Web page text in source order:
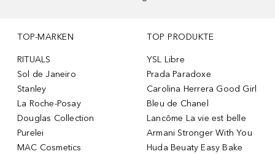
TOP-MARKEN
RITUALS
Sol de Janeiro
Stanley
La Roche-Posay
Douglas Collection
Purelei
MAC Cosmetics
TOP PRODUKTE
YSL Libre
Prada Paradoxe
Carolina Herrera Good Girl
Bleu de Chanel
Lancôme La vie est belle
Armani Stronger With You
Huda Beuaty Easy Bake